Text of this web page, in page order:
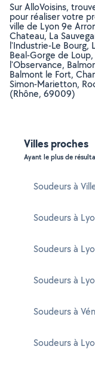
Sur AlloVoisins,
pour réaliser votre
ville de Lyon 9e
Chateau, La
l'Industrie-Le Bourg,
Beal-Gorge de
l'Observance,
Balmont le Fort,
Simon-Marietton,
(Rhône, 69009)
Villes proches
Ayant le plus de
Soudeurs à
Soudeurs à
Soudeurs à
Soudeurs à
Soudeurs à
Soudeurs à